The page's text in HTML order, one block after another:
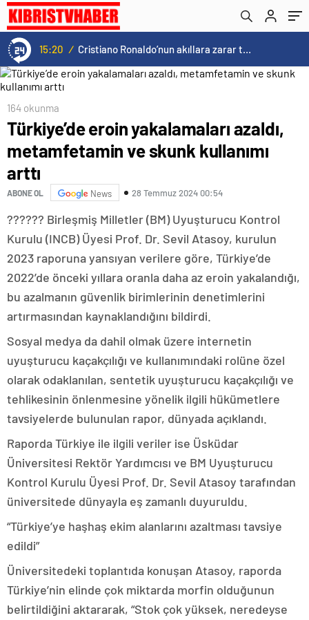
15:20 / Cristiano Ronaldo’nun akıllara zarar tüm kariyerinin istatistiğini çıkardık !
164 okunma
Türkiye’de eroin yakalamaları azaldı,
metamfetamin ve skunk kullanımı
arttı
ABONE OL News 28 Temmuz 2024 00:54
?????? Birleşmiş Milletler (BM) Uyuşturucu Kontrol
Kurulu (INCB) Üyesi Prof. Dr. Sevil Atasoy, kurulun
2023 raporuna yansıyan verilere göre, Türkiye’de
2022’de önceki yıllara oranla daha az eroin yakalandığı,
bu azalmanın güvenlik birimlerinin denetimlerini
artırmasından kaynaklandığını bildirdi.
Sosyal medya da dahil olmak üzere internetin
uyuşturucu kaçakçılığı ve kullanımındaki rolüne özel
olarak odaklanılan, sentetik uyuşturucu kaçakçılığı ve
tehlikesinin önlenmesine yönelik ilgili hükümetlere
tavsiyelerde bulunulan rapor, dünyada açıklandı.
Raporda Türkiye ile ilgili veriler ise Üsküdar
Üniversitesi Rektör Yardımcısı ve BM Uyuşturucu
Kontrol Kurulu Üyesi Prof. Dr. Sevil Atasoy tarafından
üniversitede dünyayla eş zamanlı duyuruldu.
“Türkiye’ye haşhaş ekim alanlarını azaltması tavsiye
edildi”
Üniversitedeki toplantıda konuşan Atasoy, raporda
Türkiye’nin elinde çok miktarda morfin olduğunun
belirtildiğini aktararak, “Stok çok yüksek, neredeyse